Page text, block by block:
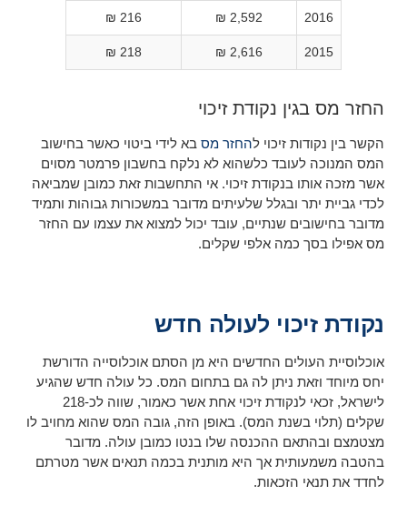
2016
2,592 ₪
216 ₪
2015
2,616 ₪
218 ₪
החזר מס בגין נקודת זיכוי
הקשר בין נקודות זיכוי להחזר מס בא לידי ביטוי כאשר בחישוב
המס המנוכה לעובד כלשהוא לא נלקח בחשבון פרמטר מסוים
אשר מזכה אותו בנקודת זיכוי. אי התחשבות זאת כמובן שמביאה
לכדי גביית יתר ובגלל שלעיתים מדובר במשכורות גבוהות ותמיד
מדובר בחישובים שנתיים, עובד יכול למצוא את עצמו עם החזר
מס אפילו בסך כמה אלפי שקלים.
נקודת זיכוי לעולה חדש
אוכלוסיית העולים החדשים היא מן הסתם אוכלוסייה הדורשת
יחס מיוחד וזאת ניתן לה גם בתחום המס. כל עולה חדש שהגיע
לישראל, זכאי לנקודת זיכוי אחת אשר כאמור, שווה לכ-218
שקלים (תלוי בשנת המס). באופן הזה, גובה המס שהוא מחויב לו
מצטמצם ובהתאם ההכנסה שלו בנטו כמובן עולה. מדובר
בהטבה משמעותית אך היא מותנית בכמה תנאים אשר מטרתם
לחדד את תנאי הזכאות.